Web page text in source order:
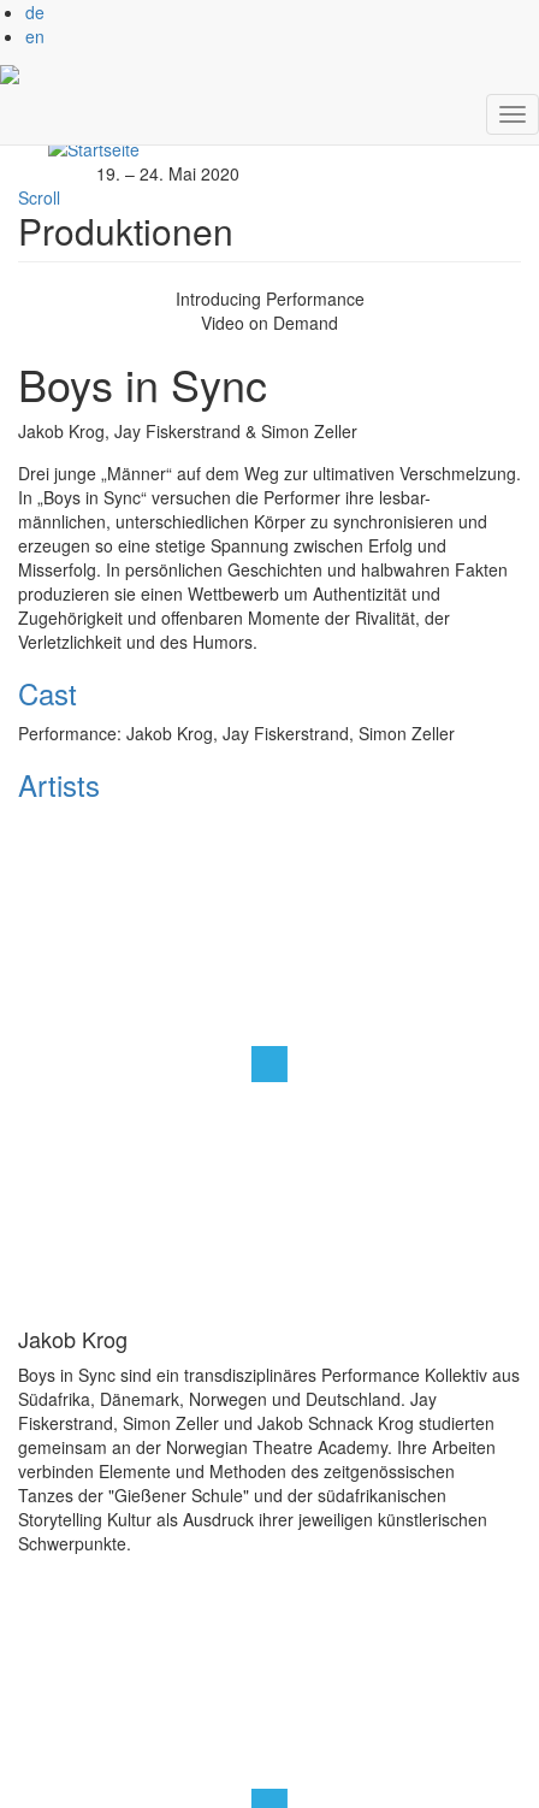
Direkt
de
en
19. – 24. Mai 2020
Scroll
Produktionen
Introducing Performance
Video on Demand
Boys in Sync
Jakob Krog, Jay Fiskerstrand & Simon Zeller
Drei junge „Männer“ auf dem Weg zur ultimativen Verschmelzung.
In „Boys in Sync“ versuchen die Performer ihre lesbar-
männlichen, unterschiedlichen Körper zu synchronisieren und
erzeugen so eine stetige Spannung zwischen Erfolg und
Misserfolg. In persönlichen Geschichten und halbwahren Fakten
produzieren sie einen Wettbewerb um Authentizität und
Zugehörigkeit und offenbaren Momente der Rivalität, der
Verletzlichkeit und des Humors.
Cast
Performance: Jakob Krog, Jay Fiskerstrand, Simon Zeller
Artists
Jakob Krog
Boys in Sync sind ein transdisziplinäres Performance Kollektiv aus
Südafrika, Dänemark, Norwegen und Deutschland. Jay
Fiskerstrand, Simon Zeller und Jakob Schnack Krog studierten
gemeinsam an der Norwegian Theatre Academy. Ihre Arbeiten
verbinden Elemente und Methoden des zeitgenössischen
Tanzes der "Gießener Schule" und der südafrikanischen
Storytelling Kultur als Ausdruck ihrer jeweiligen künstlerischen
Schwerpunkte.